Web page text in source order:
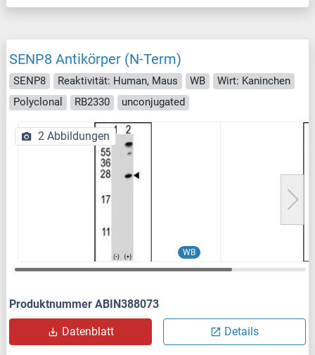
SENP8 Antikörper (N-Term)
SENP8 Reaktivität: Human, Maus WB
Wirt: Kaninchen
Polyclonal
RB2330 unconjugated
WB
2 Abbildungen
Produktnummer ABIN388073
Datenblatt Details